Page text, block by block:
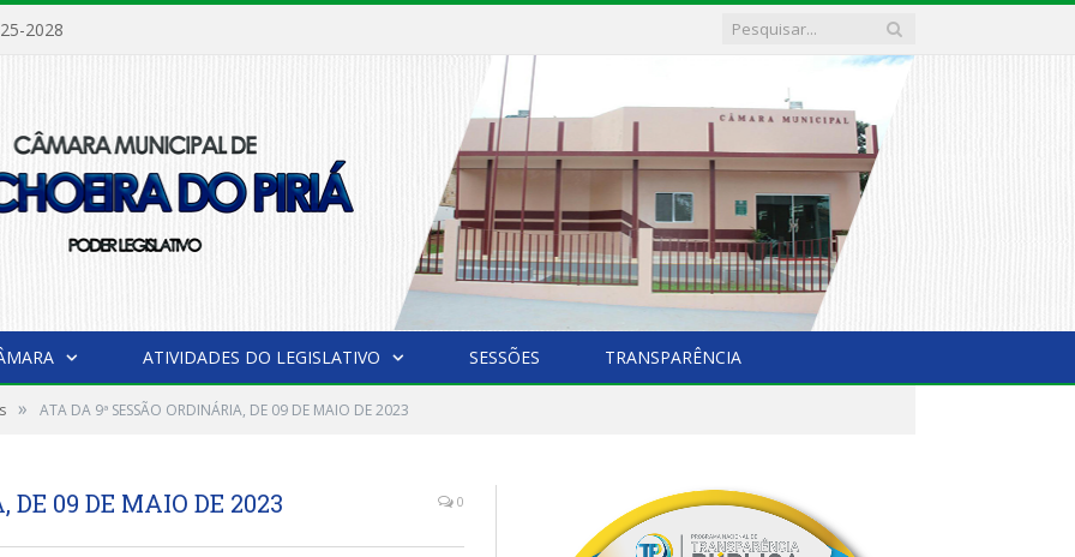
2028
ATIVIDADES DO LEGISLATIVO SESSÕES TRANSPARÊNCIA
» ATA DA 9ª SESSÃO ORDINÁRIA, DE 09 DE MAIO DE 2023
DE 09 DE MAIO DE 2023 0